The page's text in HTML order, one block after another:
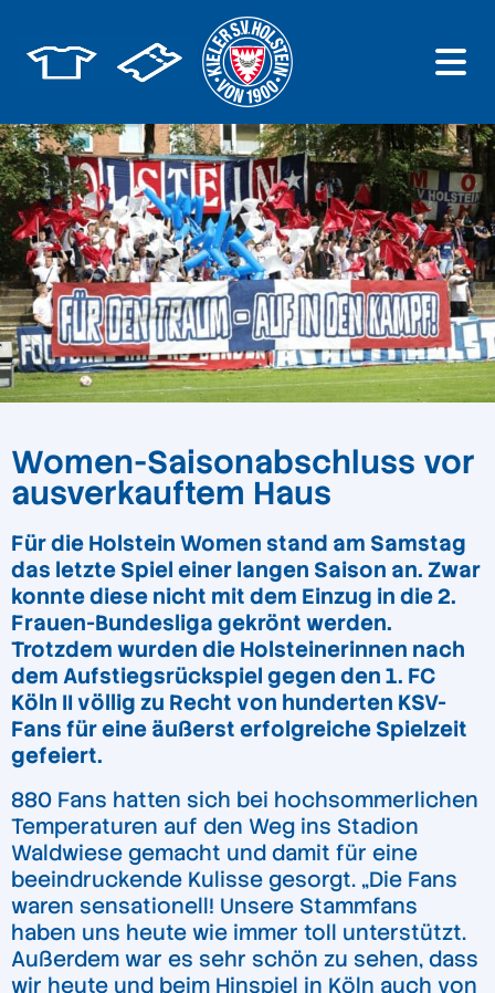
Women-Saisonabschluss vor
ausverkauftem Haus
Für die Holstein Women stand am Samstag
das letzte Spiel einer langen Saison an. Zwar
konnte diese nicht mit dem Einzug in die 2.
Frauen-Bundesliga gekrönt werden.
Trotzdem wurden die Holsteinerinnen nach
dem Aufstiegsrückspiel gegen den 1. FC
Köln II völlig zu Recht von hunderten KSV-
Fans für eine äußerst erfolgreiche Spielzeit
gefeiert.
880 Fans hatten sich bei hochsommerlichen
Temperaturen auf den Weg ins Stadion
Waldwiese gemacht und damit für eine
beeindruckende Kulisse gesorgt. „Die Fans
waren sensationell! Unsere Stammfans
haben uns heute wie immer toll unterstützt.
Außerdem war es sehr schön zu sehen, dass
wir heute und beim Hinspiel in Köln auch von